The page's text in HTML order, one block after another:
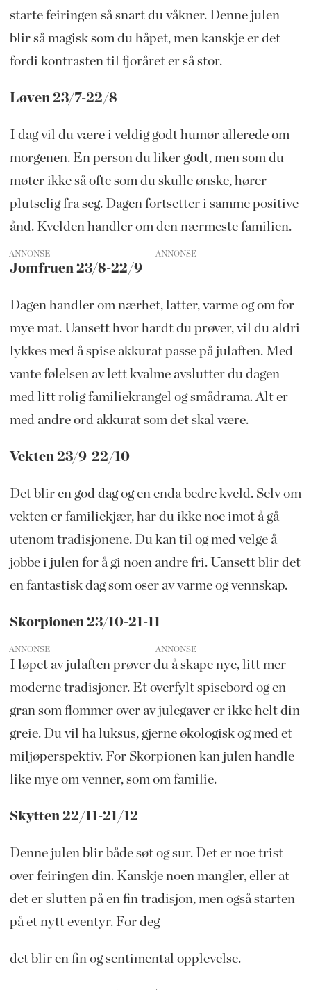
starte feiringen så snart du våkner. Denne julen
blir så magisk som du håpet, men kanskje er det
fordi kontrasten til fjoråret er så stor.
Løven 23/7-22/8
I dag vil du være i veldig godt humør allerede om
morgenen. En person du liker godt, men som du
møter ikke så ofte som du skulle ønske, hører
plutselig fra seg. Dagen fortsetter i samme positive
ånd. Kvelden handler om den nærmeste familien.
ANNONSE
Jomfruen 23/8-22/9
Dagen handler om nærhet, latter, varme og om for
mye mat. Uansett hvor hardt du prøver, vil du aldri
lykkes med å spise akkurat passe på julaften. Med
vante følelsen av lett kvalme avslutter du dagen
med litt rolig familiekrangel og smådrama. Alt er
med andre ord akkurat som det skal være.
Vekten 23/9-22/10
Det blir en god dag og en enda bedre kveld. Selv om
vekten er familiekjær, har du ikke noe imot å gå
utenom tradisjonene. Du kan til og med velge å
jobbe i julen for å gi noen andre fri. Uansett blir det
en fantastisk dag som oser av varme og vennskap.
Skorpionen 23/10-21-11
ANNONSE
I løpet av julaften prøver du å skape nye, litt mer
moderne tradisjoner. Et overfylt spisebord og en
gran som flommer over av julegaver er ikke helt din
greie. Du vil ha luksus, gjerne økologisk og med et
miljøperspektiv. For Skorpionen kan julen handle
like mye om venner, som om familie.
Skytten 22/11-21/12
Denne julen blir både søt og sur. Det er noe trist
over feiringen din. Kanskje noen mangler, eller at
det er slutten på en fin tradisjon, men også starten
på et nytt eventyr. For deg
det blir en fin og sentimental opplevelse.